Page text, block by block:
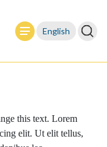
English
this text. Lorem
elit. Ut elit tellus,